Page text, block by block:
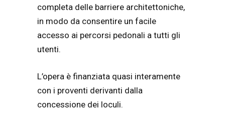
completa delle barriere architettoniche,
in modo da consentire un facile
accesso ai percorsi pedonali a tutti gli
utenti.
L’opera è finanziata quasi interamente
con i proventi derivanti dalla
concessione dei loculi.